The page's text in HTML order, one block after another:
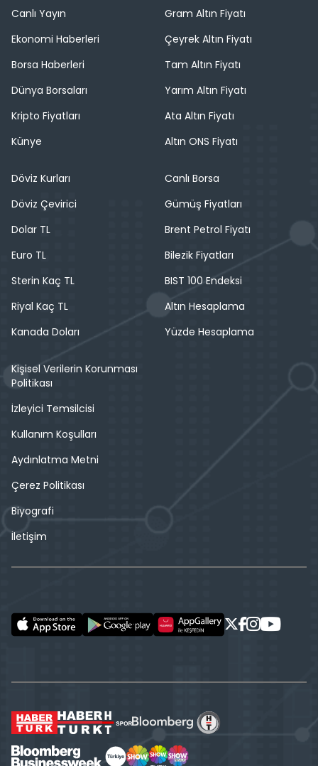
Canlı Yayın
Ekonomi Haberleri
Borsa Haberleri
Dünya Borsaları
Kripto Fiyatları
Künye
Gram Altın Fiyatı
Çeyrek Altın Fiyatı
Tam Altın Fiyatı
Yarım Altın Fiyatı
Ata Altın Fiyatı
Altın ONS Fiyatı
Döviz Kurları
Döviz Çevirici
Dolar TL
Euro TL
Sterin Kaç TL
Riyal Kaç TL
Kanada Doları
Canlı Borsa
Gümüş Fiyatları
Brent Petrol Fiyatı
Bilezik Fiyatları
BIST 100 Endeksi
Altın Hesaplama
Yüzde Hesaplama
Kişisel Verilerin Korunması
Politikası
İzleyici Temsilcisi
Kullanım Koşulları
Aydınlatma Metni
Çerez Politikası
Biyografi
İletişim